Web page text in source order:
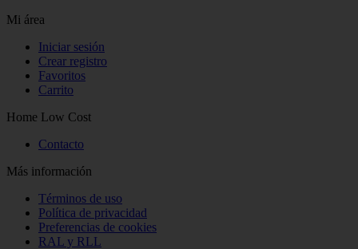
Mi área
Iniciar sesión
Crear registro
Favoritos
Carrito
Home Low Cost
Contacto
Más información
Términos de uso
Política de privacidad
Preferencias de cookies
RAL y RLL